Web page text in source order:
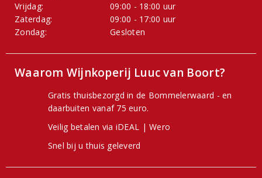
Vrijdag:
09:00 - 18:00 uur
Zaterdag:
09:00 - 17:00 uur
Zondag:
Gesloten
Waarom Wijnkoperij Luuc van Boort?
Gratis thuisbezorgd in de Bommelerwaard - en
daarbuiten vanaf 75 euro.
Veilig betalen via iDEAL | Wero
Snel bij u thuis geleverd